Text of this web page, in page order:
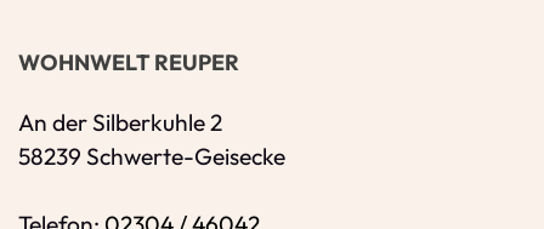
WOHNWELT REUPER
An der Silberkuhle 2
58239 Schwerte-Geisecke
Ihr Wunschtermin / Rückruf